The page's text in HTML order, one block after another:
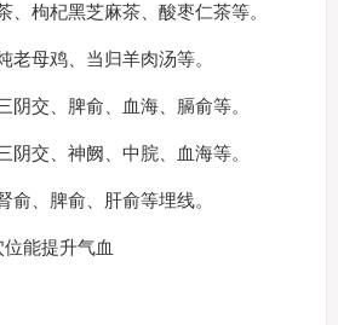
、枸杞黑芝麻茶、酸枣仁茶等。
老母鸡、当归羊肉汤等。
阴交、脾俞、血海、膈俞等。
阴交、神阙、中脘、血海等。
俞、脾俞、肝俞等埋线。
位能提升气血